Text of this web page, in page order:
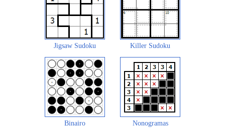
Jigsaw Sudoku Killer Sudoku
Binairo Nonogramas